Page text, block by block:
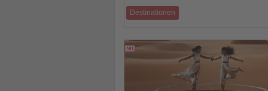
Destinationen
UNESCO-Welterbestätten und kreativen
31.10.2025